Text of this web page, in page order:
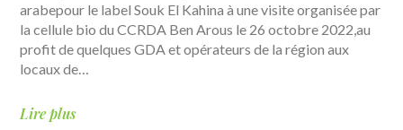
arabepour le label Souk El Kahina à une visite organisée par
la cellule bio du CCRDA Ben Arous le 26 octobre 2022,au
profit de quelques GDA et opérateurs de la région aux
locaux de…
Lire plus